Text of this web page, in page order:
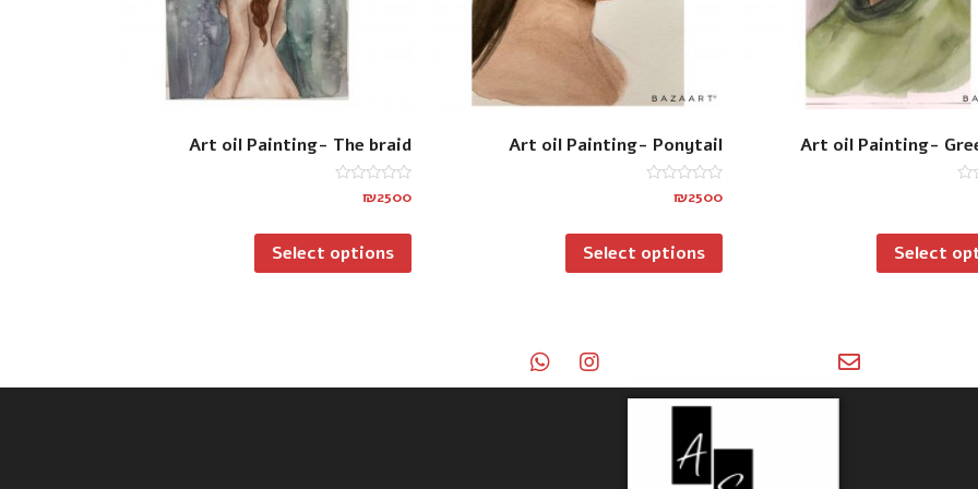
Art oil Painting-
Select
Art oil Painting- Ponytail
Rated
of
₪2500
Select options
Art oil Painting- The braid
Rated
of
₪2500
Select options